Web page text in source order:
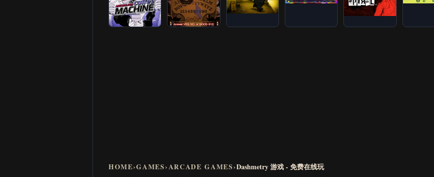
HOME›GAMES›ARCADE GAMES›Dashmetry 游戏 - 免费在线玩